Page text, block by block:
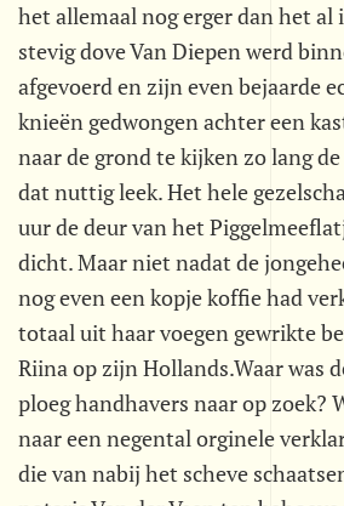
het allemaal nog erger dan het al
stevig dove Van Diepen werd
afgevoerd en zijn even bejaarde
knieën gedwongen achter een
naar de grond te kijken zo lang
dat nuttig leek. Het hele
uur de deur van het
dicht. Maar niet nadat de
nog even een kopje koffie had
totaal uit haar voegen gewrikte
Riina op zijn Hollands.Waar was
ploeg handhavers naar op zoek?
naar een negental orginele
die van nabij het scheve